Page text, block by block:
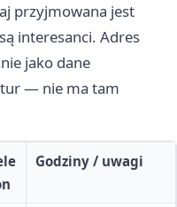
przyjmowana jest
interesanci. Adres
jako dane
— nie ma tam
Godziny / uwagi